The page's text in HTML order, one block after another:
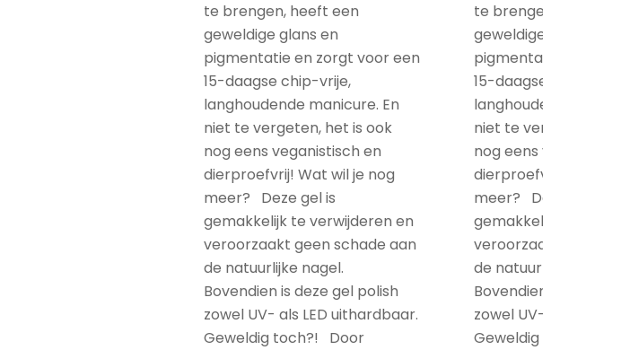
te brengen, heeft een
geweldige glans en
pigmentatie en zorgt voor een
15-daagse chip-vrije,
langhoudende manicure. En
niet te vergeten, het is ook
nog eens veganistisch en
dierproefvrij! Wat wil je nog
meer? Deze gel is
gemakkelijk te verwijderen en
veroorzaakt geen schade aan
de natuurlijke nagel.
Bovendien is deze gel polish
zowel UV- als LED uithardbaar.
Geweldig toch?! Door
te brengen, heeft
geweldige glans en
pigmentatie en
15-daagse chip-vrije,
langhoudende
niet te vergeten, het
nog eens
dierproefvrij! Wat
meer? Deze gel is
gemakkelijk te
veroorzaakt geen
de natuurlijke nagel.
Bovendien is deze
zowel UV- als LED
Geweldig toch?!